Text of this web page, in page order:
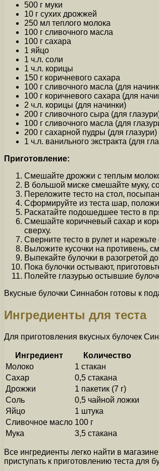
500 г муки
10 г сухих дрожжей
250 мл теплого молока
100 г сливочного масла
100 г сахара
1 яйцо
1 ч.л. соли
1 ч.л. корицы
150 г коричневого сахара
100 г сливочного масла (для
100 г коричневого сахара (для
2 ч.л. корицы (для начинки)
200 г сливочного сыра (для
100 г сливочного масла (для
200 г сахарной пудры (для глазури)
1 ч.л. ванильного экстракта (для
Приготовление:
Смешайте дрожжи с теплым
В большой миске смешайте муку,
Переложите тесто на стол,
Сформируйте из теста шар,
Раскатайте подошедшее тесто в
Смешайте коричневый сахар и
сверху.
Сверните тесто в рулет и нарежьте
Выложите кусочки на противень,
Выпекайте булочки в разогретой
Пока булочки остывают,
Полейте глазурью остывшие
Вкусные булочки Синнабон готовы к
Ингредиенты для теста
Для приготовления вкусных булочек
Ингредиент
Количество
Молоко
1 стакан
Сахар
0,5 стакана
Дрожжи
1 пакетик (7 г)
Соль
0,5 чайной ложки
Яйцо
1 штука
Сливочное масло 100 г
Мука
3,5 стакана
Все ингредиенты легко найти в
приступать к приготовлению теста для